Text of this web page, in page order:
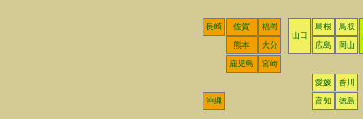
長崎 佐賀
福岡
山口
島根
鳥取
熊本
大分 広島 岡山
鹿児島 宮崎
愛媛 香川
沖縄 高知 徳島